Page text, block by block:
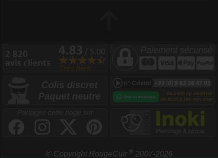
© Copyright RougeCuir ® 2007-2026